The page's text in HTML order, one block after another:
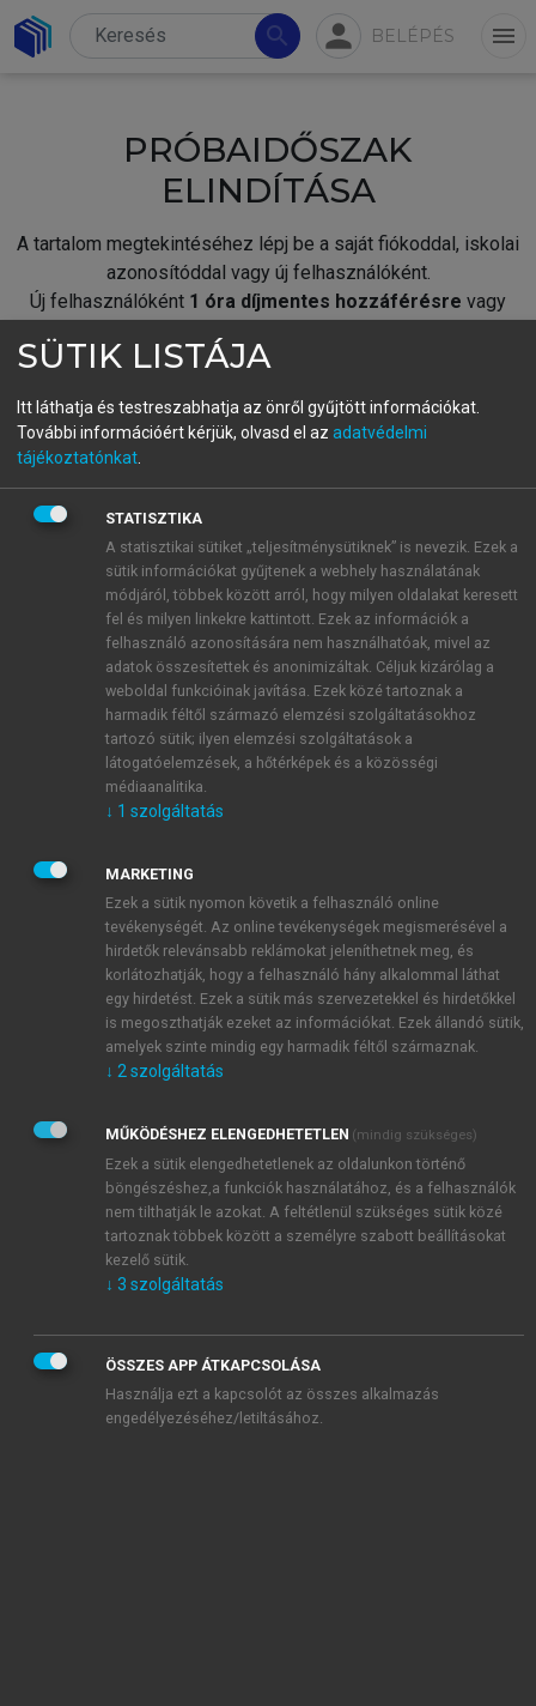
search person BELÉPÉS menu
PRÓBAIDŐSZAK
ELINDÍTÁSA
A tartalom megtekintéséhez lépj be a saját fiókoddal, iskolai
azonosítóddal vagy új felhasználóként.
Új felhasználóként 1 óra díjmentes hozzáférésre vagy
fiókoddal,vagy hozz létre új fiókot.
A regisztráció után apróbaidőszakautomatikusan
BELÉPÉS SAJÁT FIÓKKAL
ÚJ FIÓK LÉTREHOZÁSA
1 óra díjmentes hozzáférés
E-MAIL-CÍM
JELSZÓ
JELSZÓ ÚJRA
Kérek értesítést a MeRSZ újdonságairól, akcióiról.
Kérek értesítést az Akadémiai Kiadó Zrt. újdonságairól,
Adatkezelési tájékoztatóbanfoglaltakat tudomásul
veszem és elfogadom.
Általános vásárlási feltételeket, valamint a szotar.netés a
mersz.huoldalak licencszerződéseiben foglaltakat
tudomásul veszem és elfogadom.
KIPRÓBÁLOM
SÜTIK LISTÁJA
Itt láthatja és testreszabhatja az önről gyűjtött információkat.
További információért kérjük, olvasd el az adatvédelmi
tájékoztatónkat
STATISZTIKA
A statisztikai sütiket „teljesítménysütiknek” is nevezik. Ezek a
sütik információkat gyűjtenek a webhely használatának
módjáról, többek között arról, hogy milyen oldalakat keresett
fel és milyen linkekre kattintott. Ezek az információk a
felhasználó azonosítására nem használhatóak, mivel az
adatok összesítettek és anonimizáltak. Céljuk kizárólag a
weboldal funkcióinak javítása. Ezek közé tartoznak a
harmadik féltől származó elemzési szolgáltatásokhoz
tartozó sütik; ilyen elemzési szolgáltatások a
látogatóelemzések, a hőtérképek és a közösségi
médiaanalitika.
↓ 1 szolgáltatás
MARKETING
Ezek a sütik nyomon követik a felhasználó online
tevékenységét. Az online tevékenységek megismerésével a
hirdetők relevánsabb reklámokat jeleníthetnek meg, és
korlátozhatják, hogy a felhasználó hány alkalommal láthat
egy hirdetést. Ezek a sütik más szervezetekkel és hirdetőkkel
is megoszthatják ezeket az információkat. Ezek állandó sütik,
amelyek szinte mindig egy harmadik féltől származnak.
↓ 2 szolgáltatás
MŰKÖDÉSHEZ ELENGEDHETETLEN (mindig szükséges)
Ezek a sütik elengedhetetlenek az oldalunkon történő
böngészéshez,a funkciók használatához, és a felhasználók
nem tilthatják le azokat. A feltétlenül szükséges sütik közé
tartoznak többek között a személyre szabott beállításokat
kezelő sütik.
↓ 3 szolgáltatás
ÖSSZES APP ÁTKAPCSOLÁSA
Használja ezt a kapcsolót az összes alkalmazás
engedélyezéséhez/letiltásához.